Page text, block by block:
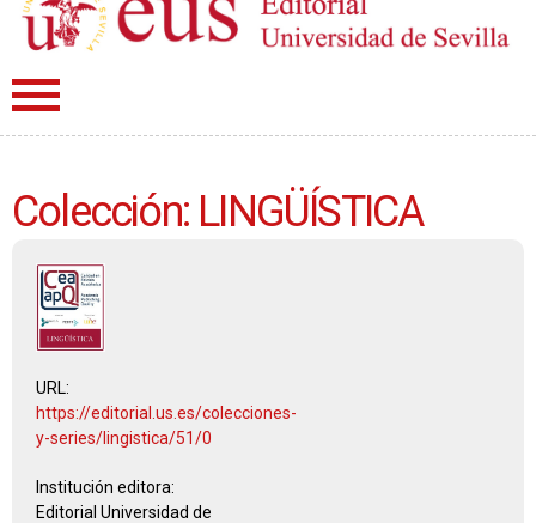
Colección: LINGÜÍSTICA
URL:
https://editorial.us.es/colecciones-
y-series/lingistica/51/0
Institución editora:
Editorial Universidad de